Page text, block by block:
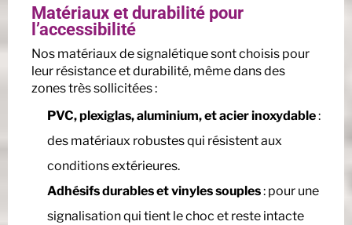
Matériaux et durabilité pour
l’accessibilité
Nos matériaux de signalétique sont choisis pour
leur résistance et durabilité, même dans des
zones très sollicitées :
PVC, plexiglas, aluminium, et acier inoxydable:
des matériaux robustes qui résistent aux
conditions extérieures.
Adhésifs durables et vinyles souples: pour une
signalisation qui tient le choc et reste intacte